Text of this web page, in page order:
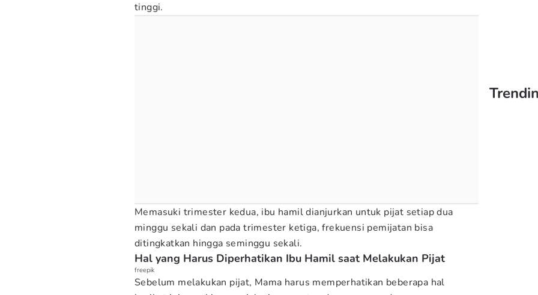
tinggi.
Memasuki trimester kedua, ibu hamil dianjurkan untuk pijat setiap dua
minggu sekali dan pada trimester ketiga, frekuensi pemijatan bisa
ditingkatkan hingga seminggu sekali.
Hal yang Harus Diperhatikan Ibu Hamil saat Melakukan Pijat
freepik
Sebelum melakukan pijat, Mama harus memperhatikan beberapa hal